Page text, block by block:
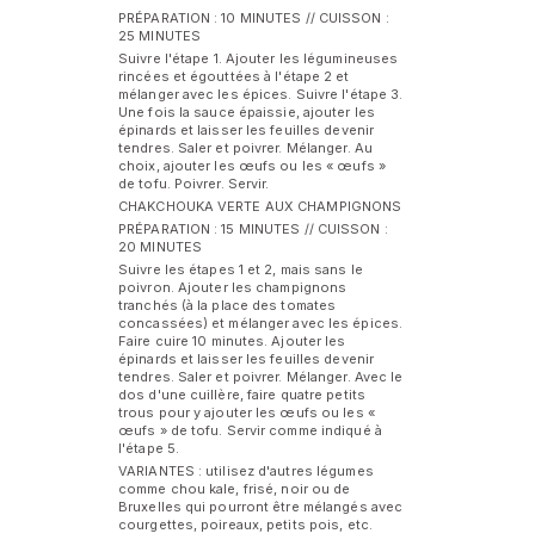
PRÉPARATION : 10 MINUTES // CUISSON :
25 MINUTES
Suivre l'étape 1. Ajouter les légumineuses
rincées et égouttées à l'étape 2 et
mélanger avec les épices. Suivre l'étape 3.
Une fois la sauce épaissie, ajouter les
épinards et laisser les feuilles devenir
tendres. Saler et poivrer. Mélanger. Au
choix, ajouter les œufs ou les « œufs »
de tofu. Poivrer. Servir.
CHAKCHOUKA VERTE AUX CHAMPIGNONS
PRÉPARATION : 15 MINUTES // CUISSON :
20 MINUTES
Suivre les étapes 1 et 2, mais sans le
poivron. Ajouter les champignons
tranchés (à la place des tomates
concassées) et mélanger avec les épices.
Faire cuire 10 minutes. Ajouter les
épinards et laisser les feuilles devenir
tendres. Saler et poivrer. Mélanger. Avec le
dos d'une cuillère, faire quatre petits
trous pour y ajouter les œufs ou les «
œufs » de tofu. Servir comme indiqué à
l'étape 5.
VARIANTES : utilisez d'autres légumes
comme chou kale, frisé, noir ou de
Bruxelles qui pourront être mélangés avec
courgettes, poireaux, petits pois, etc.